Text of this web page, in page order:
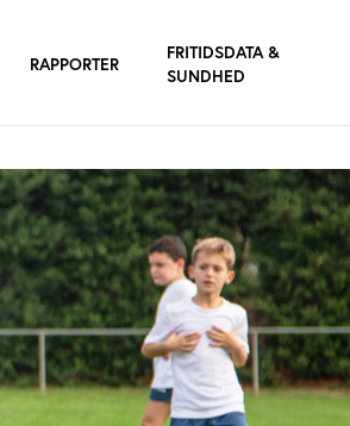
RAPPORTER
FRITIDSDATA &
SUNDHED